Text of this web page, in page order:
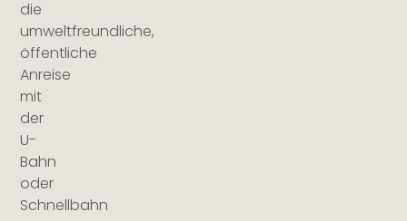
die
umweltfreundliche,
öffentliche
Anreise
mit
der
U-
Bahn
oder
Schnellbahn